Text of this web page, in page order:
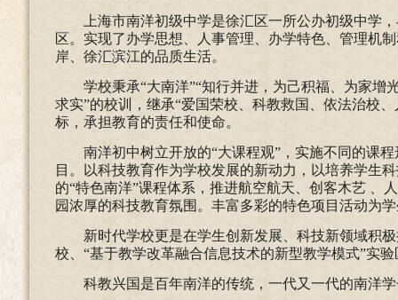
上海市南洋初级中学是徐汇区一所公办初级中学
区。实现了办学思想、人事管理、办学特色、管理机
岸、徐汇滨江的品质生活。
学校秉承“大南洋”“知行并进，为己积福、为家增
求实”的校训，继承“爱国荣校、科教救国、依法治校
标，承担教育的责任和使命。
南洋初中树立开放的“大课程观”，实施不同的课
目。
以科技教育作为学校发展的新动力，以培养学生
的“特色南洋”课程体系，推进航空航天、创客木艺 、
园浓厚的科技教育氛围。丰富多彩的特色项目活动为
新时代学校更是在学生创新发展、科技新领域积
校、“基于教学改革融合信息技术的新型教学模式”实
科教兴国是百年南洋的传统，一代又一代的南洋